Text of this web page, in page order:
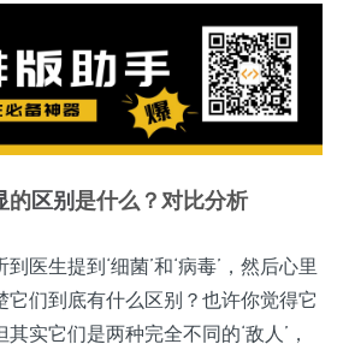
的区别 是什么？对比分析
医生提到‘细菌’和‘病毒’，然后心里
它们到底有什么区别？也许你觉得它
实它们是两种完全不同的‘敌人’，